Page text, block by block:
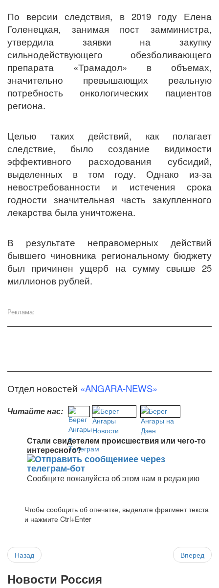
По версии следствия, в 2019 году Елена
Голенецкая, занимая пост замминистра,
утвердила заявки на закупку
сильнодействующего обезболивающего
препарата «Трамадол» в объемах,
значительно превышающих реальную
потребность онкологических пациентов
региона.
Целью таких действий, как полагает
следствие, было создание видимости
эффективного расходования субсидий,
выделенных в том году. Однако из-за
невостребованности и истечения срока
годности значительная часть закупленного
лекарства была уничтожена.
В результате неправомерных действий
бывшего чиновника региональному бюджету
был причинен ущерб на сумму свыше 25
миллионов рублей.
Реклама:
Отдел новостей «ANGARA-NEWS»
Читайте нас:
Стали свидетелем происшествия или чего-то
интересного?
Сообщите пожалуйста об этом нам в редакцию
Чтобы сообщить об опечатке, выделите фрагмент текста
и нажмите Ctrl+Enter
Назад Вперед
Новости Россия